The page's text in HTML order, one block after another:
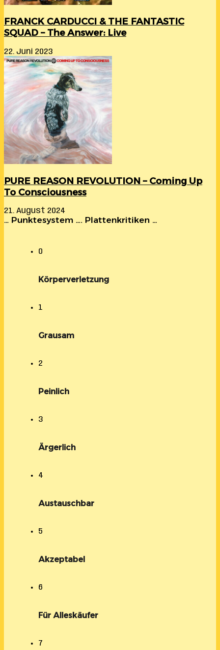
FRANCK CARDUCCI & THE FANTASTIC
SQUAD – The Answer: Live
22. Juni 2023
PURE REASON REVOLUTION – Coming Up
To Consciousness
21. August 2024
… Punktesystem …. Plattenkritiken …
0
Körperverletzung
1
Grausam
2
Peinlich
3
Ärgerlich
4
Austauschbar
5
Akzeptabel
6
Für Alleskäufer
7